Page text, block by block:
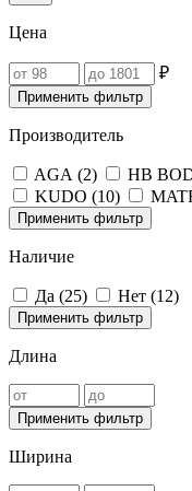
Цена
₽
Применить фильтр
Производитель
AGA (2) HB
KUDO (10)
Применить фильтр
Наличие
Да (25) Нет (12)
Применить фильтр
Длина
Применить фильтр
Ширина